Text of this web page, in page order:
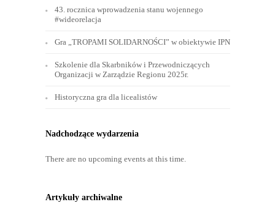
43. rocznica wprowadzenia stanu wojennego
#wideorelacja
Gra „TROPAMI SOLIDARNOŚCI” w obiektywie IPN
Szkolenie dla Skarbników i Przewodniczących
Organizacji w Zarządzie Regionu 2025r.
Historyczna gra dla licealistów
Nadchodzące wydarzenia
There are no upcoming events at this time.
Artykuły archiwalne